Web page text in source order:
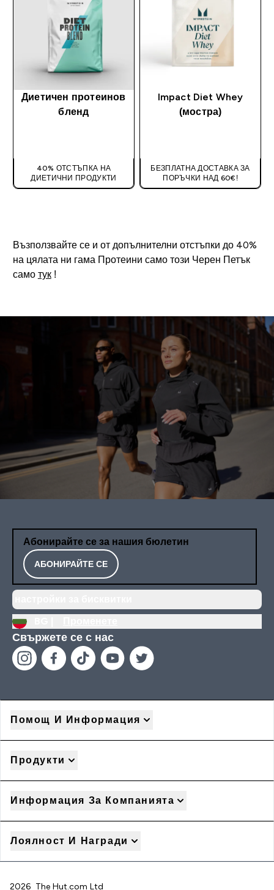
Диетичен протеинов
бленд
40% ОТСТЪПКА НА
ДИЕТИЧНИ ПРОДУКТИ
Impact Diet Whey
(мостра)
БЕЗПЛАТНА ДОСТАВКА ЗА
ПОРЪЧКИ НАД 60€!
Възползвайте се и от допълнителни отстъпки до 40%
на цялата ни гама Протеини само този Черен Петък
само тук!
Абонирайте се за нашия бюлетин
АБОНИРАЙТЕ СЕ
Свържете се с нас
Помощ И Информация
Продукти
Информация За Компанията
Лоялност И Награди
2026 The Hut.com Ltd